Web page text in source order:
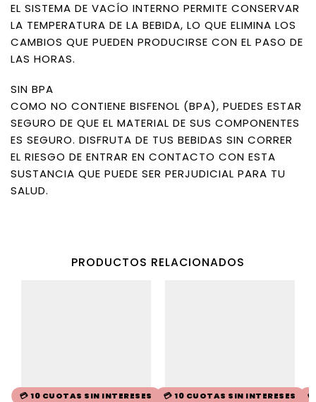
EL SISTEMA DE VACÍO INTERNO PERMITE CONSERVAR
LA TEMPERATURA DE LA BEBIDA, LO QUE ELIMINA LOS
CAMBIOS QUE PUEDEN PRODUCIRSE CON EL PASO DE
LAS HORAS.
SIN BPA
COMO NO CONTIENE BISFENOL (BPA), PUEDES ESTAR
SEGURO DE QUE EL MATERIAL DE SUS COMPONENTES
ES SEGURO. DISFRUTA DE TUS BEBIDAS SIN CORRER
EL RIESGO DE ENTRAR EN CONTACTO CON ESTA
SUSTANCIA QUE PUEDE SER PERJUDICIAL PARA TU
SALUD.
PRODUCTOS RELACIONADOS
💳 10 CUOTAS SIN INTERESES 💳 10 CUOTAS SIN INTERESES